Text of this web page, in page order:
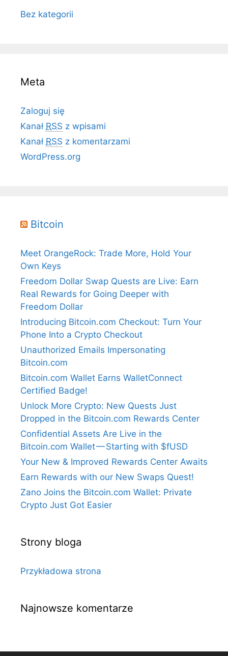
Bez kategorii
Meta
Zaloguj się
Kanał RSS z wpisami
Kanał RSS z komentarzami
WordPress.org
Bitcoin
Meet OrangeRock: Trade More, Hold Your
Own Keys
Freedom Dollar Swap Quests are Live: Earn
Real Rewards for Going Deeper with
Freedom Dollar
Introducing Bitcoin.com Checkout: Turn Your
Phone Into a Crypto Checkout
Unauthorized Emails Impersonating
Bitcoin.com
Bitcoin.com Wallet Earns WalletConnect
Certified Badge!
Unlock More Crypto: New Quests Just
Dropped in the Bitcoin.com Rewards Center
Confidential Assets Are Live in the
Bitcoin.com Wallet — Starting with $fUSD
Your New & Improved Rewards Center Awaits
Earn Rewards with our New Swaps Quest!
Zano Joins the Bitcoin.com Wallet: Private
Crypto Just Got Easier
Strony bloga
Przykładowa strona
Najnowsze komentarze